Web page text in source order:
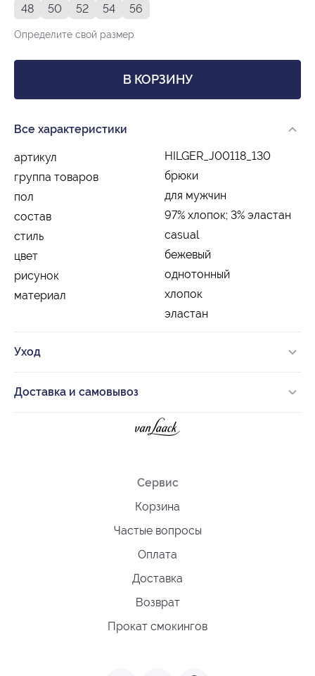
48
50 52 54 56
Определите свой размер
В КОРЗИНУ
Все характеристики
артикул
HILGER_J00118_130
группа товаров
брюки
пол
для мужчин
состав
97% хлопок; 3% эластан
стиль
casual
цвет
бежевый
рисунок
однотонный
материал
хлопок
эластан
Уход
Доставка и самовывоз
Сервис
Корзина
Частые вопросы
Оплата
Доставка
Возврат
Прокат смокингов